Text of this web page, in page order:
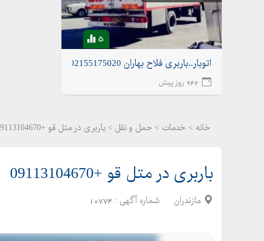
5
اتوبار..باربری فلاح بهاران 02155175020اتوبار شهرک ولیعصر
942 روز پیش
خانه > خدمات > حمل و نقل > باربری در متل قو +09113104670
باربری در متل قو +09113104670
مازندران شماره آگهی : 10774